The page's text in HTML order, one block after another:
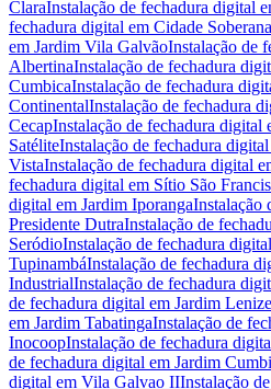
ClaraInstalação de fechadura digital
fechadura digital em Cidade Soberana
em Jardim Vila GalvãoInstalação de
AlbertinaInstalação de fechadura
CumbicaInstalação de fechadura
ContinentalInstalação de fechadura
CecapInstalação de fechadura digital
SatéliteInstalação de fechadura digital
VistaInstalação de fechadura digital
fechadura digital em Sítio São
digital em Jardim IporangaInstalação
Presidente DutraInstalação de
SeródioInstalação de fechadura digital
TupinambáInstalação de fechadura
IndustrialInstalação de fechadura
de fechadura digital em Jardim Lenize
em Jardim TabatingaInstalação de
InocoopInstalação de fechadura
de fechadura digital em Jardim
digital em Vila Galvao IIInstalação